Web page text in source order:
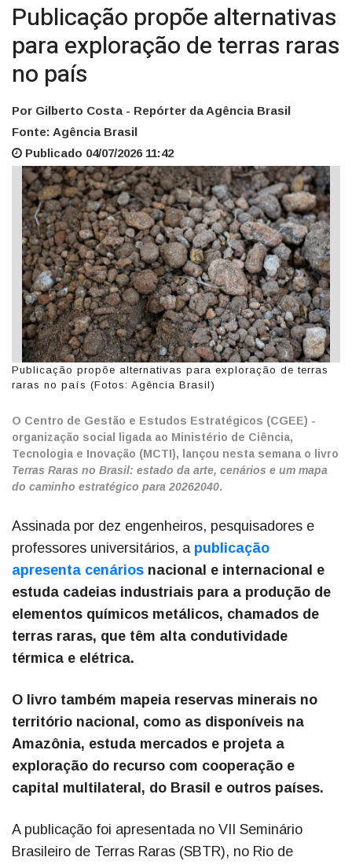
Publicação propõe alternativas
para exploração de terras raras
no país
Por Gilberto Costa - Repórter da Agência Brasil
Fonte: Agência Brasil
Publicado 04/07/2026 11:42
Publicação propõe alternativas para exploração de terras
raras no país (Fotos: Agência Brasil)
O Centro de Gestão e Estudos Estratégicos (CGEE) -
organização social ligada ao Ministério de Ciência,
Tecnologia e Inovação (MCTI), lançou nesta semana o livro
Terras Raras no Brasil: estado da arte, cenários e um mapa
do caminho estratégico para 20262040.
Assinada por dez engenheiros, pesquisadores e
professores universitários, a publicação
apresenta cenários nacional e internacional e
estuda cadeias industriais para a produção de
elementos químicos metálicos, chamados de
terras raras, que têm alta condutividade
térmica e elétrica.
O livro também mapeia reservas minerais no
território nacional, como as disponíveis na
Amazônia, estuda mercados e projeta a
exploração do recurso com cooperação e
capital multilateral, do Brasil e outros países.
A publicação foi apresentada no VII Seminário
Brasileiro de Terras Raras (SBTR), no Rio de